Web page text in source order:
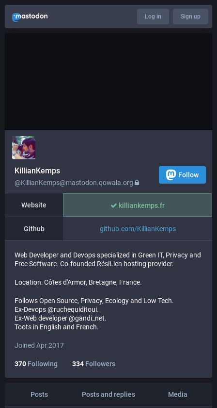
Log in Sign up
KillianKemps
@KillianKemps@mastodon.qowala.org
Follow
Website killiankemps.fr
Github github.com/KillianKemps
Web Developer and Devops specialized in Green IT, Privacy and
Free Software. Co-founded RésiLien hosting provider.
Location: Côtes d'Armor, Bretagne, France.
Follows Open Source, Privacy, Ecology and Low Tech.
Ex-Devops @ruchequiditoui.
Ex-Web developer @gandi_net.
Toots in English and French.
Joined Apr 2017
370 Following 334 Followers
Posts Posts and replies Media